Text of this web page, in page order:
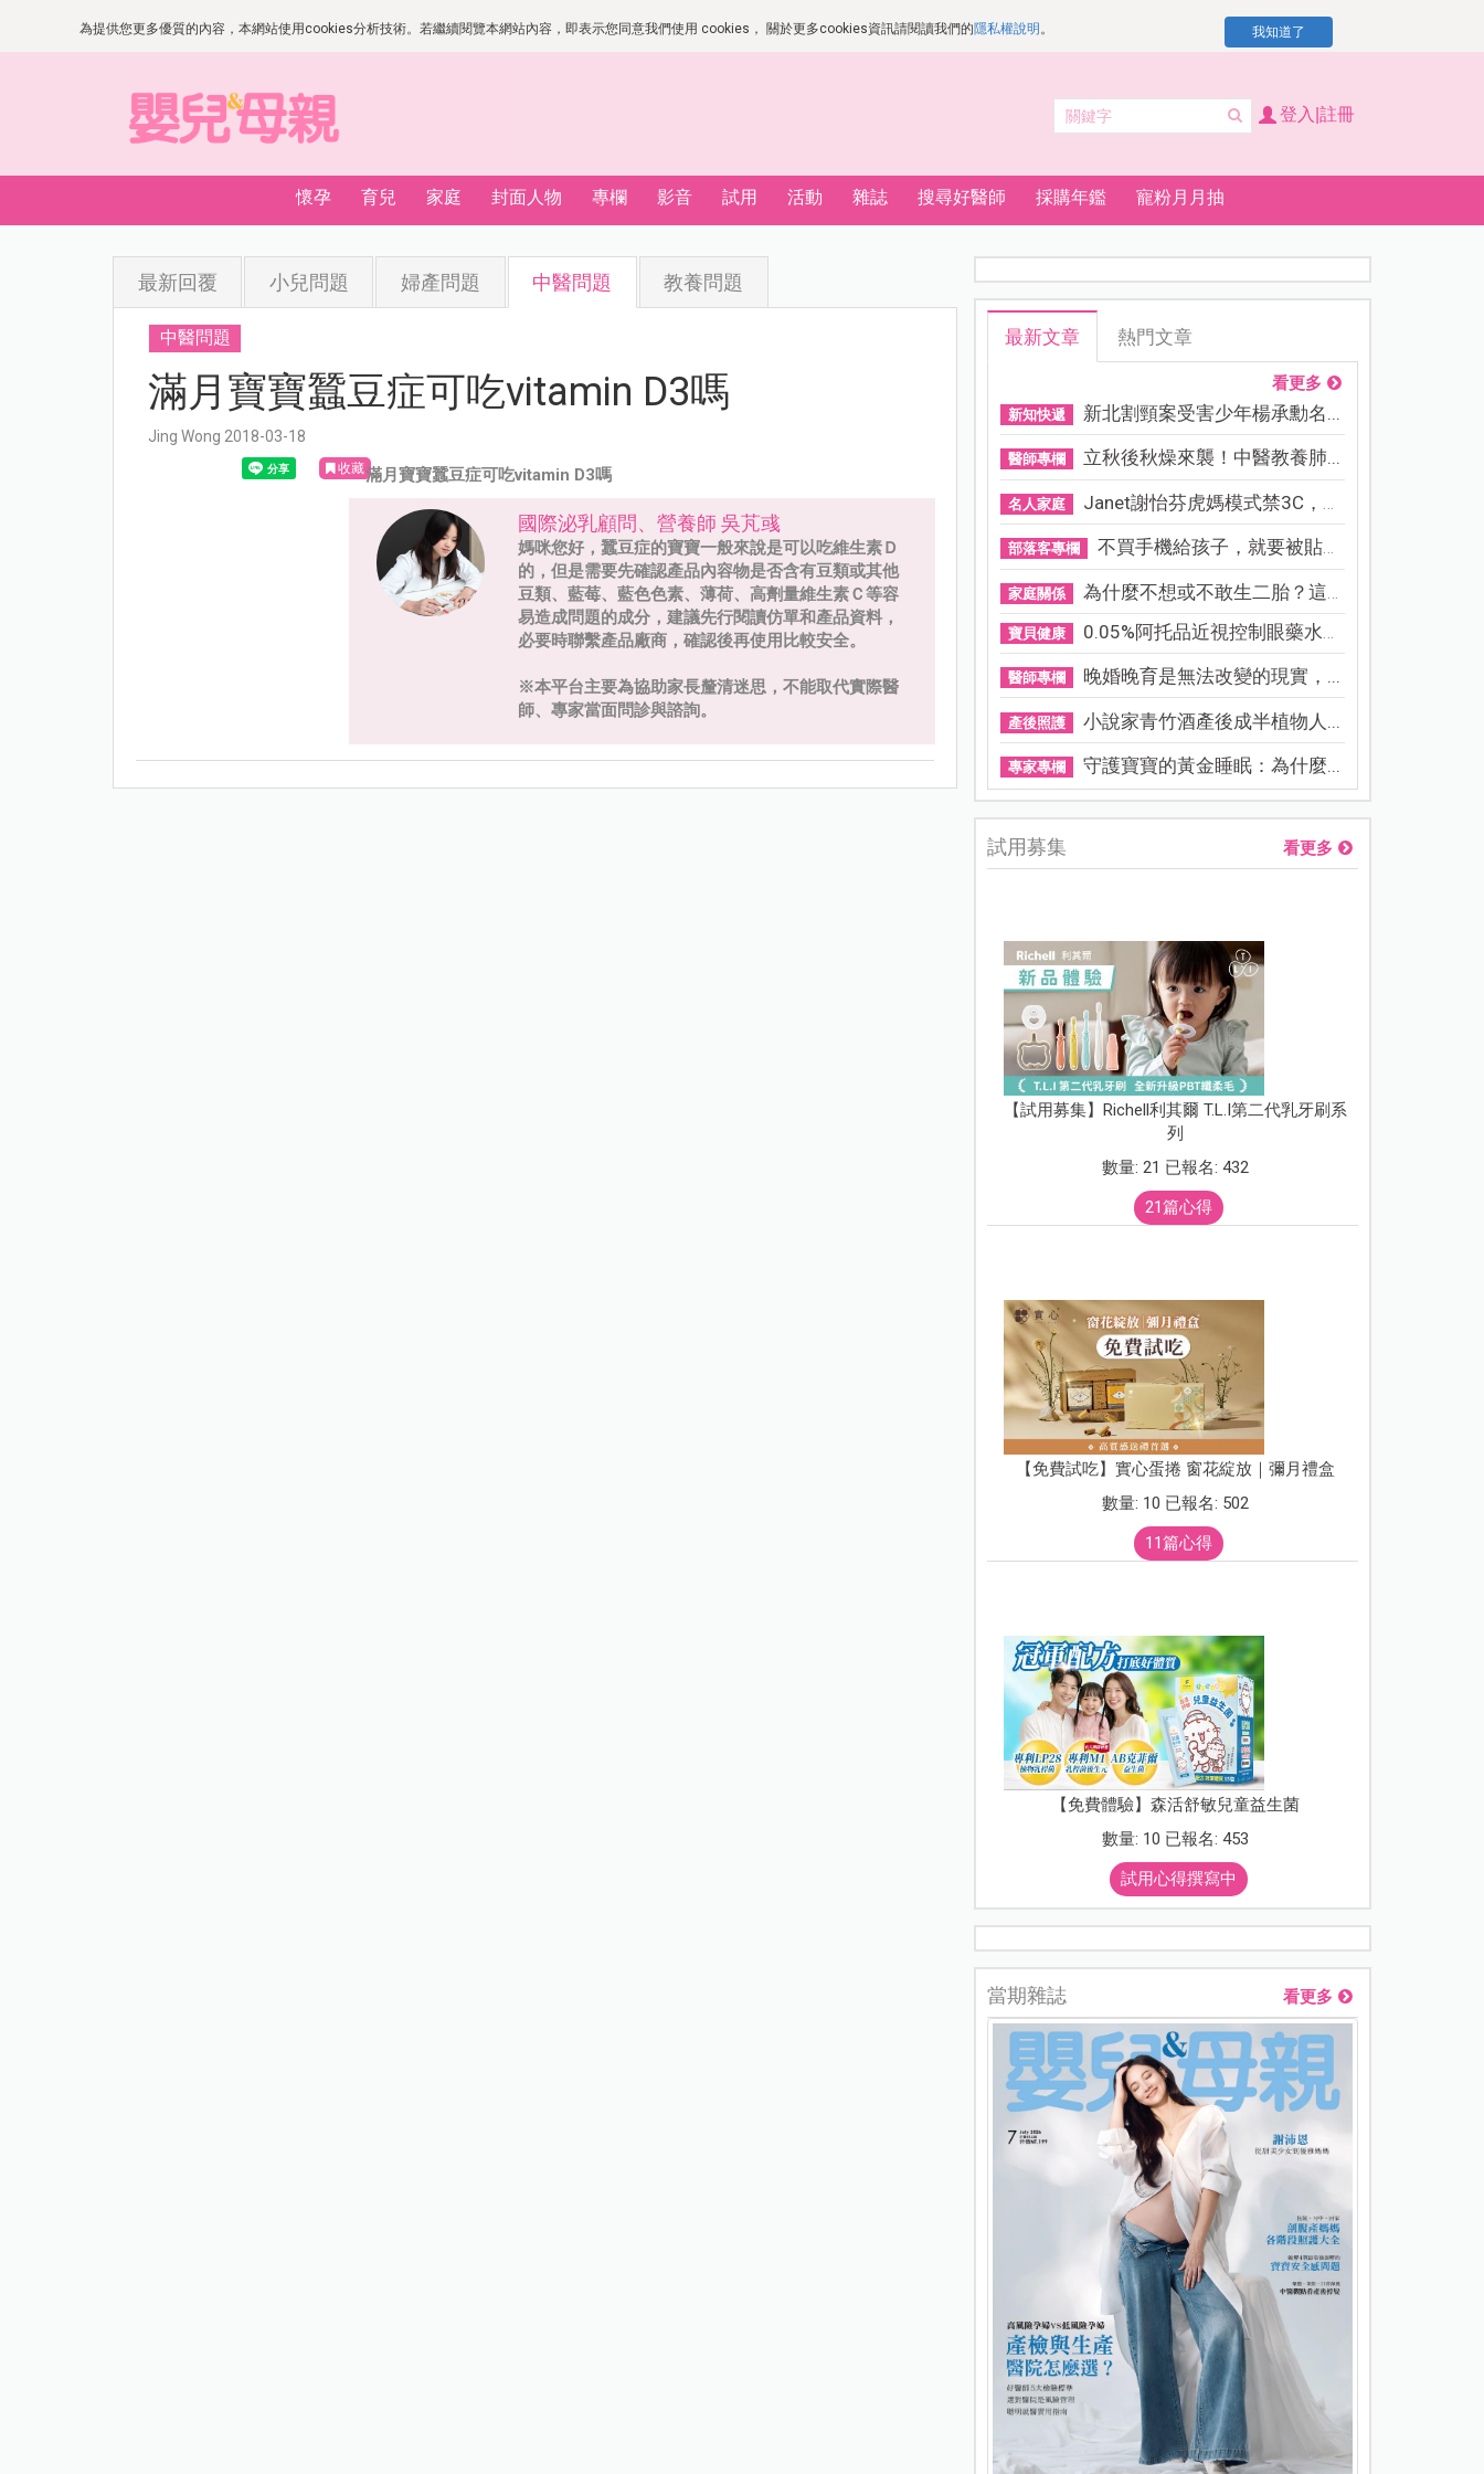
為提供您更多優質的內容，本網站使用cookies分析技術。若繼續閱覽本網站內容，即表示您同意我們使用 cookies， 關於更多cookies資訊請閱讀我們的隱私權說明 。 我知道了
登入|註冊
懷孕 育兒 家庭 封面人物 專欄 影音 試用 活動 雜誌 搜尋好醫師 採購年鑑 寵粉月月抽
最新回覆 小兒問題 婦產問題 中醫問題 教養問題
中醫問題
滿月寶寶蠶豆症可吃vitamin D3嗎
Jing Wong 2018-03-18
收藏滿月寶寶蠶豆症可吃vitamin D3嗎
國際泌乳顧問、營養師 吳芃彧
媽咪您好，蠶豆症的寶寶一般來說是可以吃維生素Ｄ
的，但是需要先確認產品內容物是否含有豆類或其他
豆類、藍莓、藍色色素、薄荷、高劑量維生素Ｃ等容
易造成問題的成分，建議先行閱讀仿單和產品資料，
必要時聯繫產品廠商，確認後再使用比較安全。
※本平台主要為協助家長釐清迷思，不能取代實際醫
師、專家當面問診與諮詢。
最新文章 熱門文章
看更多
新知快遞 新北割頸案受害少年楊承勳名...
醫師專欄 立秋後秋燥來襲！中醫教養肺...
名人家庭 Janet謝怡芬虎媽模式禁3C，看...
部落客專欄 不買手機給孩子，就要被貼「...
家庭關係 為什麼不想或不敢生二胎？這8...
寶貝健康 0.05%阿托品近視控制眼藥水納...
醫師專欄 晚婚晚育是無法改變的現實，...
產後照護 小說家青竹酒產後成半植物人...
專家專欄 守護寶寶的黃金睡眠：為什麼...
試用募集 看更多
【試用募集】Richell利其爾 T.L.I第二代乳牙刷系
列
數量: 21 已報名: 432
21篇心得
【免費試吃】實心蛋捲 窗花綻放｜彌月禮盒
數量: 10 已報名: 502
11篇心得
【免費體驗】森活舒敏兒童益生菌
數量: 10 已報名: 453
試用心得撰寫中
當期雜誌 看更多